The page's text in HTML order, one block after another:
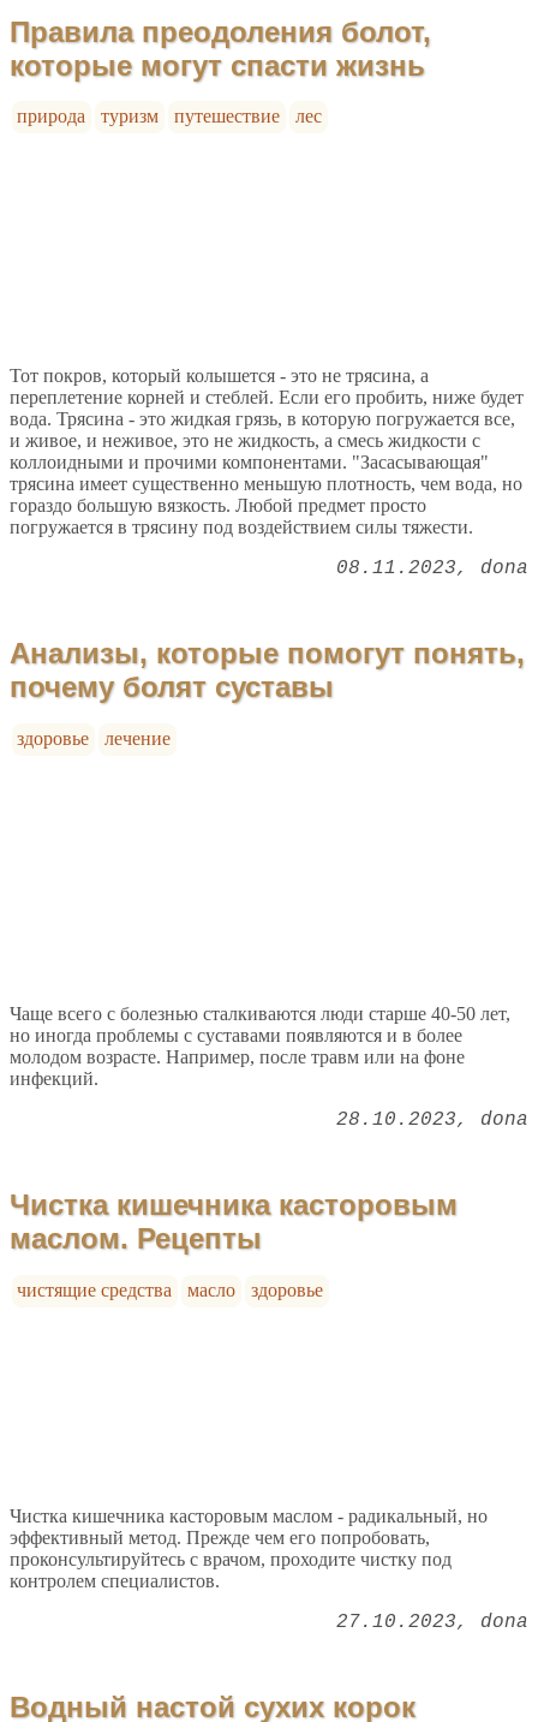
Правила преодоления болот,
которые могут спасти жизнь
природа туризм путешествие лес
Тот покров, который колышется - это не трясина, а
переплетение корней и стеблей. Если его пробить, ниже будет
вода. Трясина - это жидкая грязь, в которую погружается все,
и живое, и неживое, это не жидкость, а смесь жидкости с
коллоидными и прочими компонентами. "Засасывающая"
трясина имеет существенно меньшую плотность, чем вода, но
гораздо большую вязкость. Любой предмет просто
погружается в трясину под воздействием силы тяжести.
08.11.2023 dona
Анализы, которые помогут понять,
почему болят суставы
здоровье лечение
Чаще всего с болезнью сталкиваются люди старше 40-50 лет,
но иногда проблемы с суставами появляются и в более
молодом возрасте. Например, после травм или на фоне
инфекций.
28.10.2023 dona
Чистка кишечника касторовым
маслом. Рецепты
чистящие средства масло здоровье
Чистка кишечника касторовым маслом - радикальный, но
эффективный метод. Прежде чем его попробовать,
проконсультируйтесь с врачом, проходите чистку под
контролем специалистов.
27.10.2023 dona
Водный настой сухих корок